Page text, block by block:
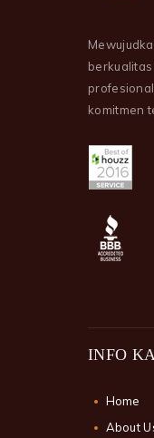
komitmen
INFO
Home
About